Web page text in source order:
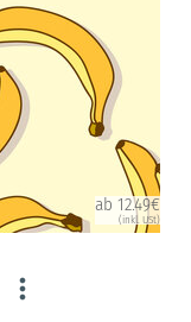
ab 12.49€
(inkl. USt)